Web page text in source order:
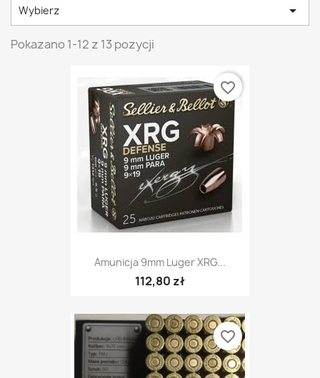
Wybierz 
Pokazano 1-12 z 13 pozycji
Amunicja 9mm Luger XRG...
112,80 zł
favorite_border
favorite_border